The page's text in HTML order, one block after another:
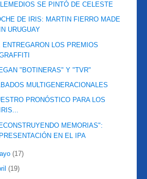
SE PINTÓ DE CELESTE
DE IRIS: MARTIN FIERRO MADE
URUGUAY
ENTREGARON LOS PREMIOS
"BOTINERAS" Y "TVR"
MULTIGENERACIONALES
PRONÓSTICO PARA LOS
MEMORIAS":
EN EL IPA
(17)
(19)